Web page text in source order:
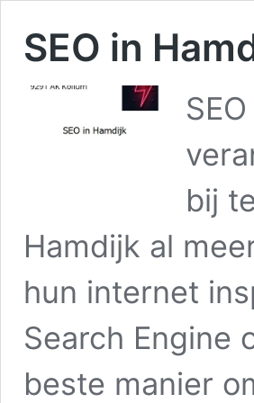
SEO in
bij
Hamdijk al
hun internet
Search Engine
beste manier